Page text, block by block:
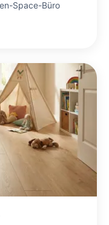
Space-Büro